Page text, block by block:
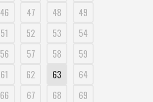
46 47 48
49
51 52 53
54
56 57 58
59
61 62 63
64
66 67 68
69